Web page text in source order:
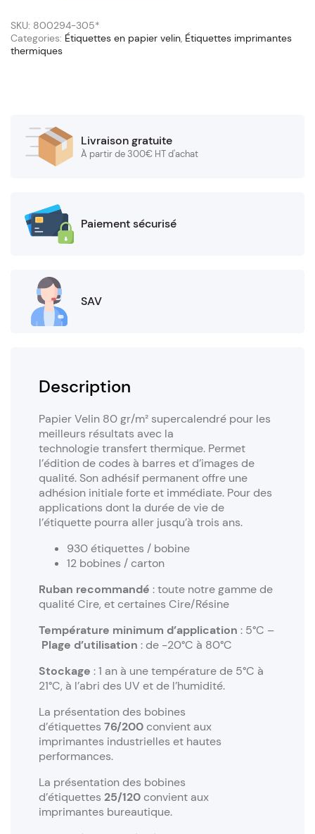
76
mm
(mandrin
SKU: 800294-305*
Categories: Étiquettes en papier velin, Étiquettes imprimantes
thermiques
Livraison gratuite
À partir de 300€ HT d'achat
Paiement sécurisé
SAV
Description
Papier Velin 80 gr/m² supercalendré pour les
meilleurs résultats avec la
technologie transfert thermique. Permet
l’édition de codes à barres et d’images de
qualité. Son adhésif permanent offre une
adhésion initiale forte et immédiate. Pour des
applications dont la durée de vie de
l’étiquette pourra aller jusqu’à trois ans.
930 étiquettes / bobine
12 bobines / carton
Ruban recommandé : toute notre gamme de
qualité Cire, et certaines Cire/Résine
Température minimum d’application : 5°C –
Plage d’utilisation : de -20°C à 80°C
Stockage : 1 an à une température de 5°C à
21°C, à l’abri des UV et de l’humidité.
La présentation des bobines
d’étiquettes 76/200convient aux
imprimantes industrielles et hautes
performances.
La présentation des bobines
d’étiquettes 25/120convient aux
imprimantes bureautique.